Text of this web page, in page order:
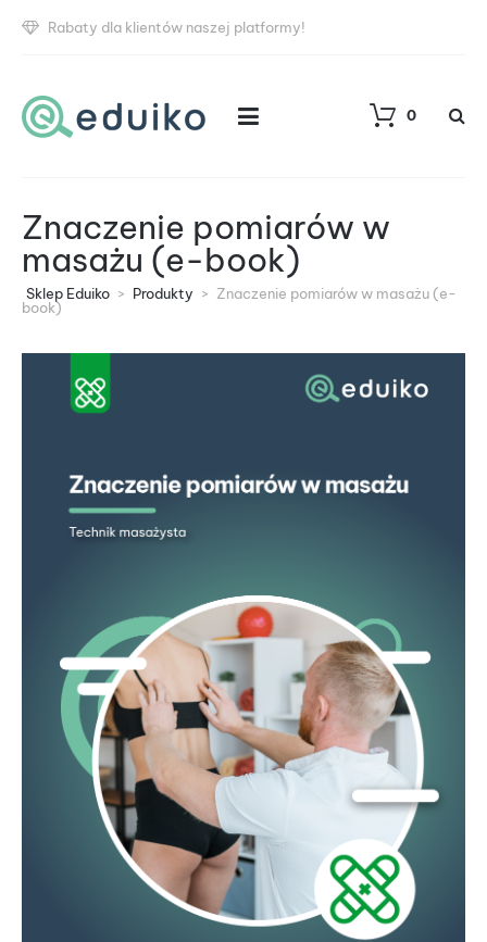
Rabaty dla klientów naszej platformy!
0
Znaczenie pomiarów w
masażu (e-book)
Sklep Eduiko > Produkty > Znaczenie pomiarów w masażu (e-
book)